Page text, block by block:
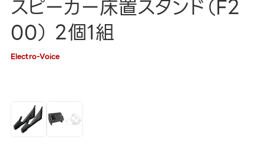
スピーカー床置スタンド（F2
00） 2個1組
Electro-Voice